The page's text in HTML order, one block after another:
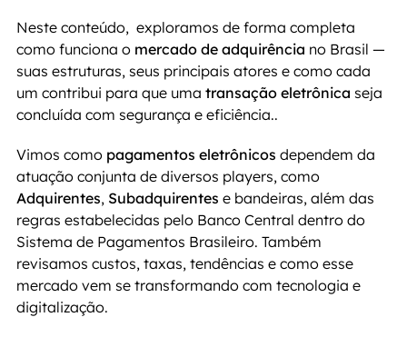
Neste conteúdo,  exploramos de forma completa
como funciona o mercado de adquirência no Brasil —
suas estruturas, seus principais atores e como cada
um contribui para que uma transação eletrônica seja
concluída com segurança e eficiência..
Vimos como pagamentos eletrônicos dependem da
atuação conjunta de diversos players, como
Adquirentes, Subadquirentes e bandeiras, além das
regras estabelecidas pelo Banco Central dentro do
Sistema de Pagamentos Brasileiro. Também
revisamos custos, taxas, tendências e como esse
mercado vem se transformando com tecnologia e
digitalização.